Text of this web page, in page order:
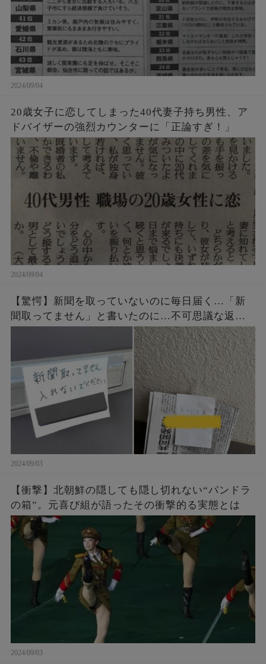
2024/09/04
20歳女子に恋してしまった40代妻子持ち男性、ア
ドバイザーの強烈カウンターに「正論すぎ！」
2024/09/04
【驚愕】新聞を取っていないのに毎日届く…「新
聞取ってません」と書いたのに…不可思議な返事
2024/09/03
【衝撃】北朝鮮の隠しても隠し切れない“パンドラ
の箱”。元喜び組が語ったその衝撃的る実態とは
2024/09/03